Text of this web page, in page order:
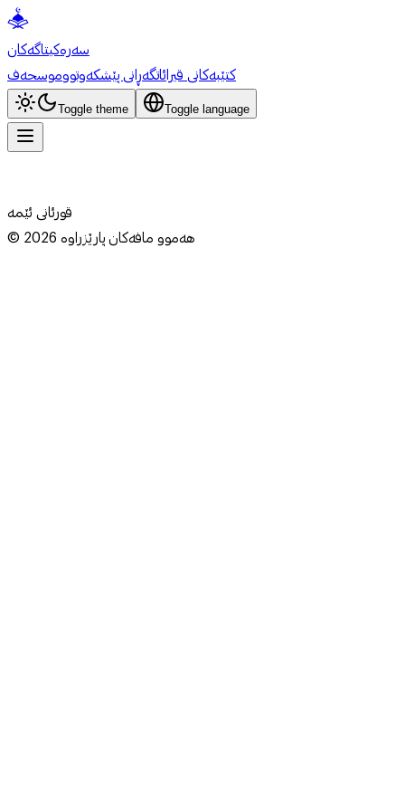
سەرەکیتاگەکان
کتێبەکانی قیرائاتگەڕانی پێشکەوتووموسحەف
Toggle theme Toggle language
قورئانی ئێمە
© 2026هەموو مافەکان پارێزراوە